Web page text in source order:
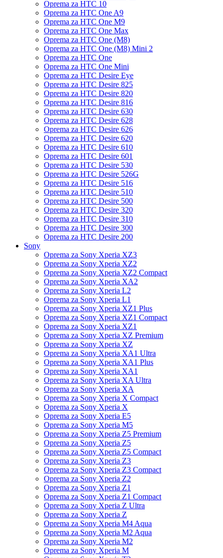
Oprema za HTC 10
Oprema za HTC One A9
Oprema za HTC One M9
Oprema za HTC One Max
Oprema za HTC One (M8)
Oprema za HTC One (M8) Mini 2
Oprema za HTC One
Oprema za HTC One Mini
Oprema za HTC Desire Eye
Oprema za HTC Desire 825
Oprema za HTC Desire 820
Oprema za HTC Desire 816
Oprema za HTC Desire 630
Oprema za HTC Desire 628
Oprema za HTC Desire 626
Oprema za HTC Desire 620
Oprema za HTC Desire 610
Oprema za HTC Desire 601
Oprema za HTC Desire 530
Oprema za HTC Desire 526G
Oprema za HTC Desire 516
Oprema za HTC Desire 510
Oprema za HTC Desire 500
Oprema za HTC Desire 320
Oprema za HTC Desire 310
Oprema za HTC Desire 300
Oprema za HTC Desire 200
Sony
Oprema za Sony Xperia XZ3
Oprema za Sony Xperia XZ2
Oprema za Sony Xperia XZ2 Compact
Oprema za Sony Xperia XA2
Oprema za Sony Xperia L2
Oprema za Sony Xperia L1
Oprema za Sony Xperia XZ1 Plus
Oprema za Sony Xperia XZ1 Compact
Oprema za Sony Xperia XZ1
Oprema za Sony Xperia XZ Premium
Oprema za Sony Xperia XZ
Oprema za Sony Xperia XA1 Ultra
Oprema za Sony Xperia XA1 Plus
Oprema za Sony Xperia XA1
Oprema za Sony Xperia XA Ultra
Oprema za Sony Xperia XA
Oprema za Sony Xperia X Compact
Oprema za Sony Xperia X
Oprema za Sony Xperia E5
Oprema za Sony Xperia M5
Oprema za Sony Xperia Z5 Premium
Oprema za Sony Xperia Z5
Oprema za Sony Xperia Z5 Compact
Oprema za Sony Xperia Z3
Oprema za Sony Xperia Z3 Compact
Oprema za Sony Xperia Z2
Oprema za Sony Xperia Z1
Oprema za Sony Xperia Z1 Compact
Oprema za Sony Xperia Z Ultra
Oprema za Sony Xperia Z
Oprema za Sony Xperia M4 Aqua
Oprema za Sony Xperia M2 Aqua
Oprema za Sony Xperia M2
Oprema za Sony Xperia M